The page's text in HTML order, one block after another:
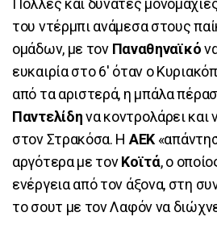
Πολλές και δυνατές
του ντέρμπι ανάμεσα στους
ομάδων, με τον Παναθηναϊκό
ευκαιρία στο 6' όταν ο
από τα αριστερά, η μπάλα
Παντελίδηνα κοντρολάρει και
στον Στρακόσα. Η ΑΕΚ
αργότερα με τονΚοϊτά, ο
ενέργεια από τον άξονα, στη
το σουτ με τον Λαφόν να